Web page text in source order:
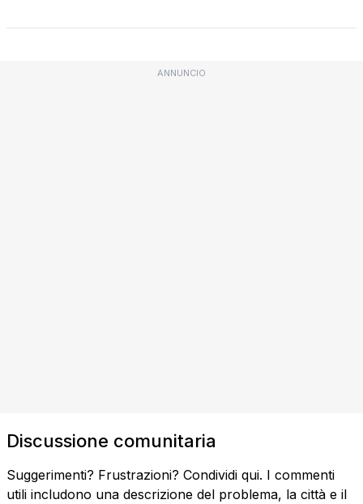
ANNUNCIO
Discussione comunitaria
Suggerimenti? Frustrazioni? Condividi qui. I commenti
utili includono una descrizione del problema, la città e il